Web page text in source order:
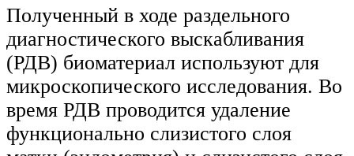
Полученный в ходе раздельного
диагностического выскабливания
(РДВ) биоматериал используют для
микроскопического исследования. Во
время РДВ проводится удаление
функционально слизистого слоя